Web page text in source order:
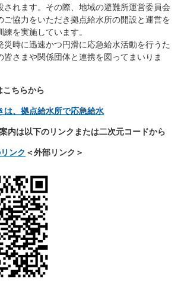
されます。その際、地域の避難所運営委員会
ご協力をいただき拠点給水所の開設と運営を
を実施しています。
時に迅速かつ円滑に応急給水活動を行うた
皆さまや関係団体と連携を図ってまいりま
こちらから
は、拠点給水所で応急給水
内は以下のリンクまたは二次元コードから
ンク ＜外部リンク＞